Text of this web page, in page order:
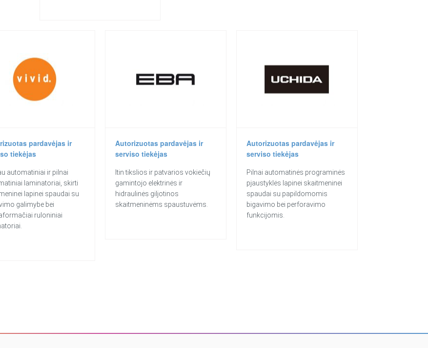
pardavėjas ir
tiekėjas
automatiniai ir pilnai
laminatoriai, skirti
lapinei spaudai su
galimybe bei
ruloniniai
Autorizuotas pardavėjas ir
serviso tiekėjas
Itin tikslios ir patvarios vokiečių
gamintojo elektrinės ir
hidraulinės giljotinos
skaitmeninėms spaustuvėms.
Autorizuotas pardavėjas ir
serviso tiekėjas
Pilnai automatinės programinės
pjaustyklės lapinei skaitmeninei
spaudai su papildomomis
bigavimo bei perforavimo
funkcijomis.